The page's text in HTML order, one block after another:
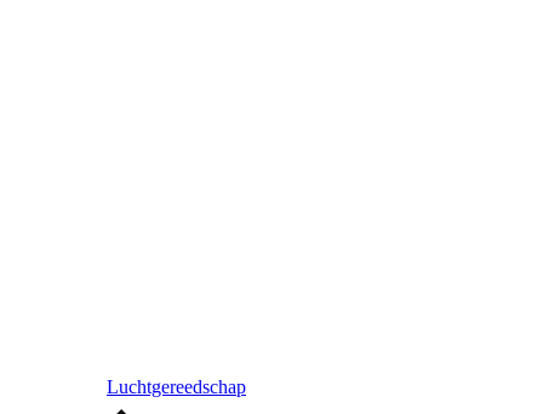
Luchtgereedschap